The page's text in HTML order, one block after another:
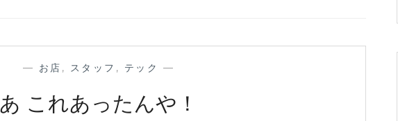
— お店 , スタッフ , テック —
あ これあったんや！